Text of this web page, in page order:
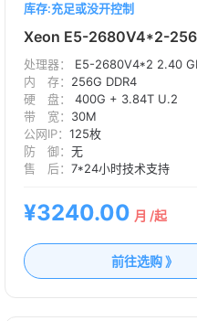
库存:充足或没开控制
Xeon E5-2680V4*2-
处理器：
E5-2680V4*2 2.40
内 存： 256G DDR4
硬 盘：
400G + 3.84T U.2
带 宽： 30M
公网IP： 125枚
防 御： 无
售 后： 7*24小时技术支持
¥3240.00 月 /起
前往选购 》